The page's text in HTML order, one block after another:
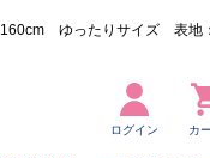
ゆったりサイズ 表地：
ログイン カ